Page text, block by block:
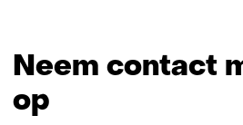
Neem contact
op